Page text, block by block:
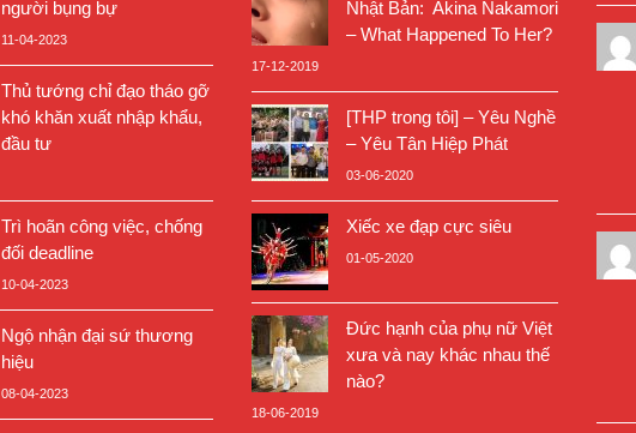
người bụng bự
11-04-2023
Thủ tướng chỉ đạo tháo gỡ
khó khăn xuất nhập khẩu,
đầu tư
Trì hoãn công việc, chống
đối deadline
10-04-2023
Ngộ nhận đại sứ thương
hiệu
08-04-2023
Nhật Bản: Akina Nakamori
– What Happened To Her?
17-12-2019
[THP trong tôi] – Yêu Nghề
– Yêu Tân Hiệp Phát
03-06-2020
Xiếc xe đạp cực siêu
01-05-2020
Đức hạnh của phụ nữ Việt
xưa và nay khác nhau thế
nào?
18-06-2019